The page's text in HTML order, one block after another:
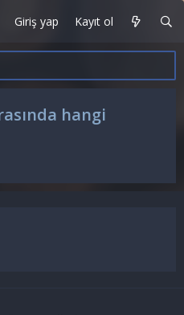
Giriş yap Kayıt ol
hangi